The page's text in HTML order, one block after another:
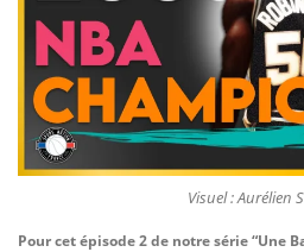
Visuel : Aurélien
Pour cet épisode 2 de notre série “Une